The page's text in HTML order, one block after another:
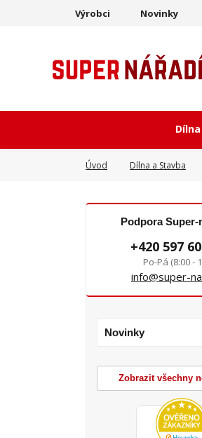
Výrobci Novinky
Úvod Dílna a Stavba
Podpora Super-
+420 597
Po-Pá (8:00 -
info@super-
Novinky
Zobrazit všechny